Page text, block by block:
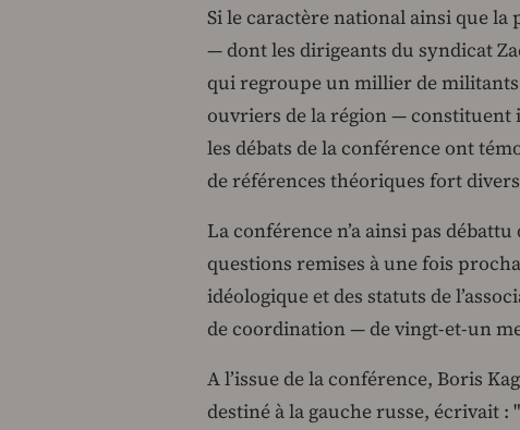
Si le caractère national ainsi que
— dont les dirigeants du syndicat
qui regroupe un millier de militants
ouvriers de la région — constituent
les débats de la conférence ont
de références théoriques fort
La conférence n’a ainsi pas
questions remises à une fois
idéologique et des statuts de
de coordination — de vingt-et-un
A l’issue de la conférence, Boris
destiné à la gauche russe, écrivait :